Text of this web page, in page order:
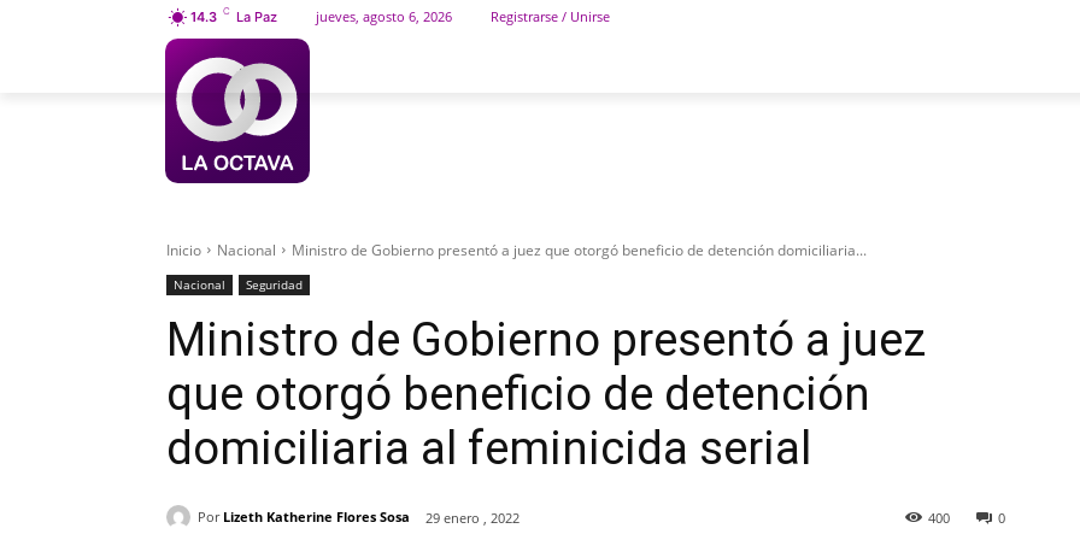
14.3 C La Paz jueves, agosto 6, 2026 Registrarse / Unirse
Inicio Nacional Ministro de Gobierno presentó a juez que otorgó beneficio de detención domiciliaria...
Nacional Seguridad
Ministro de Gobierno presentó a juez
que otorgó beneficio de detención
domiciliaria al feminicida serial
Por Lizeth Katherine Flores Sosa 29 enero , 2022 0
400